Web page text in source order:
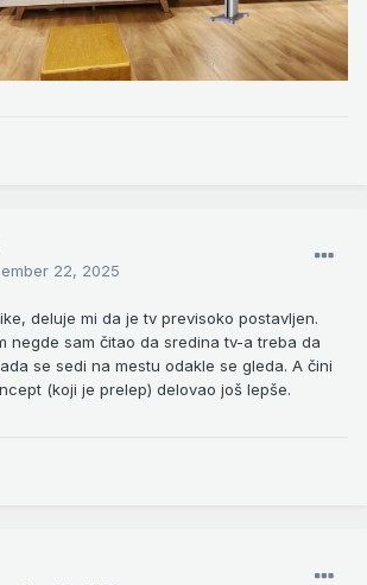
22, 2025
deluje mi da je tv previsoko postavljen.
negde sam čitao da sredina tv-a treba da
se sedi na mestu odakle se gleda. A čini
(koji je prelep) delovao još lepše.